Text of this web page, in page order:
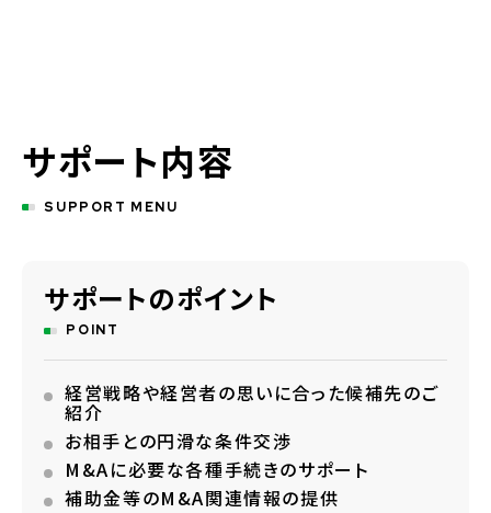
サポート内容
SUPPORT MENU
サポートのポイント
POINT
経営戦略や経営者の思いに合った候補先のご
紹介
お相手との円滑な条件交渉
M&Aに必要な各種手続きのサポート
補助金等のM&A関連情報の提供